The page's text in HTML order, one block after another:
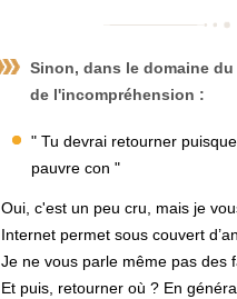
Sinon, dans le domaine
de l'incompréhension :
" Tu devrai retourner
pauvre con "
Oui, c'est un peu cru, mais je
Internet permet sous couvert
Je ne vous parle même pas des
Et puis, retourner où ? En